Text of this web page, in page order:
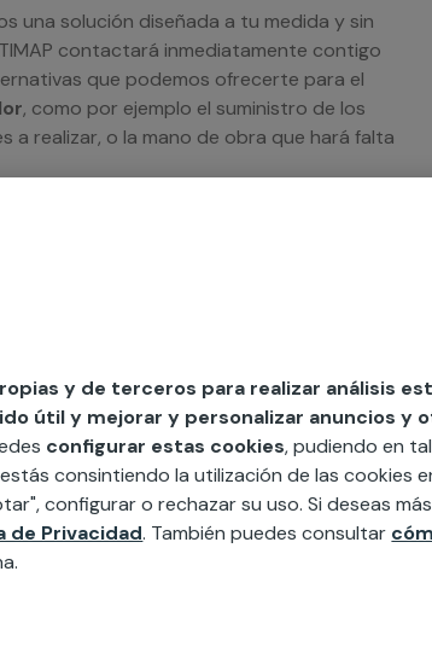
una solución diseñada a tu medida y sin
contactará inmediatamente contigo
que podemos ofrecerte para el
, como por ejemplo el suministro de los
a realizar, o la mano de obra que hará falta
etc. Cuéntanos que necesitas
y de terceros para realizar análisis
útil y mejorar y personalizar anuncios y
configurar estas cookies, pudiendo en
consintiendo la utilización de las cookies
configurar o rechazar su uso. Si deseas
de Privacidad. También puedes consultar